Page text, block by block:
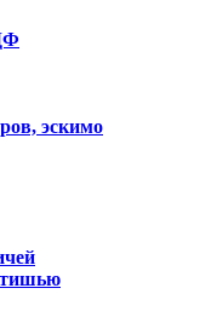
эскимо
тишью